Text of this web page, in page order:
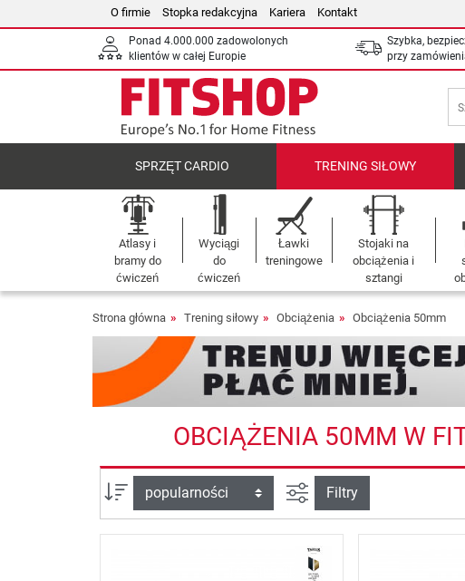
O firmie Stopka redakcyjna Kariera Kontakt
Ponad 4.000.000 zadowolonych
klientów w całej Europie
Szybka,
przy
SPRZĘT CARDIO TRENING SIŁOWY
Atlasy i
bramy do
ćwiczeń
Wyciągi
do
ćwiczeń
Ławki
treningowe
Stojaki na
obciążenia i
sztangi
Strona główna Trening siłowy Obciążenia Obciążenia 50mm
OBCIĄŻENIA 50MM W
sortuj wg: Filtruj widok
Filtry